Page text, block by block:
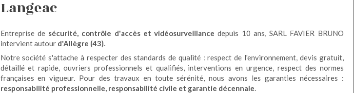
Langeac
Entreprise de sécurité, contrôle d'accès et vidéosurveillance depuis 10 ans, SARL FAVIER BRUNO
intervient autourd'Allègre (43).
Notre société s'attache à respecter des standards de qualité : respect de l'environnement, devis gratuit,
détaillé et rapide, ouvriers professionnels et qualifiés, interventions en urgence, respect des normes
françaises en vigueur. Pour des travaux en toute sérénité, nous avons les garanties nécessaires :
responsabilité professionnelle, responsabilité civile et garantie décennale.